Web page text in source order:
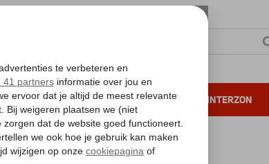
VERRE REIZEN ALL INCLUSIVE WINTERZON